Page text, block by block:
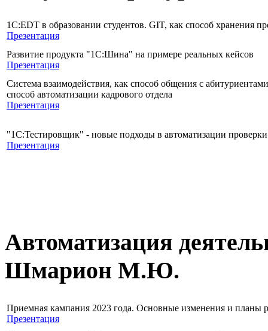
1C:EDT в образовании студентов. GIT, как способ хранения
Презентация
Развитие продукта "1С:Шина" на примере реальных кейсов
Презентация
Система взаимодействия, как способ общения с
способ автоматизации кадрового отдела
Презентация
"1С:Тестировщик" - новые подходы в автоматизации проверки
Презентация
Автоматизация
Шмарион М.Ю.
Приемная кампания 2023 года. Основные изменения и планы
Презентация